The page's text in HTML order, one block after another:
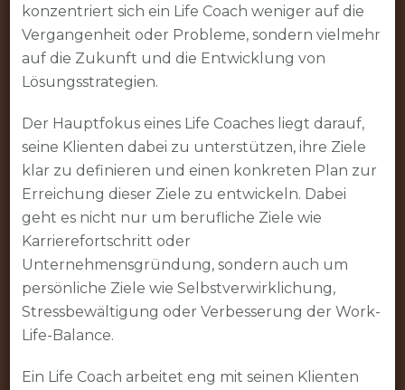
volles
Potenzial
im
entfalten
konzentriert sich ein Life Coach weniger auf die
Vergangenheit oder Probleme, sondern vielmehr
auf die Zukunft und die Entwicklung von
Lösungsstrategien.
Der Hauptfokus eines Life Coaches liegt darauf,
seine Klienten dabei zu unterstützen, ihre Ziele
klar zu definieren und einen konkreten Plan zur
Erreichung dieser Ziele zu entwickeln. Dabei
geht es nicht nur um berufliche Ziele wie
Karrierefortschritt oder
Unternehmensgründung, sondern auch um
persönliche Ziele wie Selbstverwirklichung,
Stressbewältigung oder Verbesserung der Work-
Life-Balance.
Ein Life Coach arbeitet eng mit seinen Klienten